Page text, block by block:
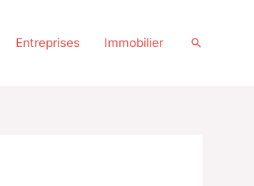
Entreprises Immobilier